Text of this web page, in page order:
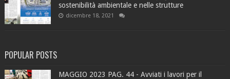
sostenibilità ambientale e nelle strutture
dicembre 18, 2021
POPULAR POSTS
MAGGIO 2023 PAG. 44 - Avviati i lavori per il